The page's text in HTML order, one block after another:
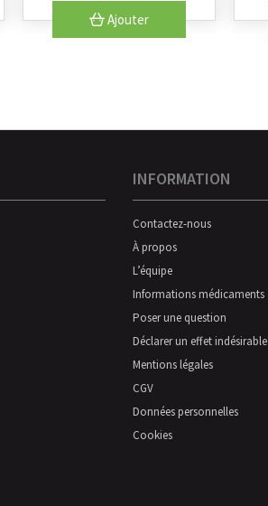
Ajouter
INFORMATION
Contactez-nous
À propos
L’équipe
Informations médicaments
Poser une question
Déclarer un effet indésirable
Mentions légales
CGV
Données personnelles
Cookies